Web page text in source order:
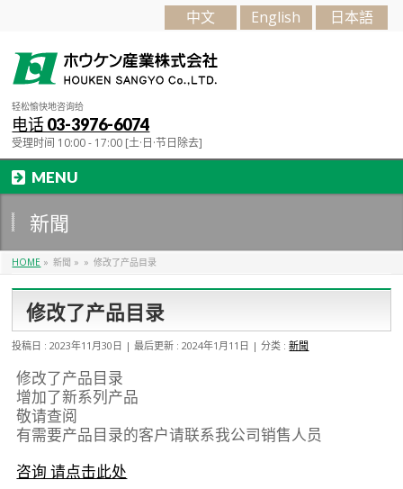
日本語
English
中文
轻松愉快地咨询给
电话 03-3976-6074
受理时间 10:00 - 17:00 [土·日·节日除去]
MENU
新聞
HOME » 新聞 » » 修改了产品目录
修改了产品目录
投稿日 : 2023年11月30日 最后更新 : 2024年1月11日 分类 :新聞
修改了产品目录
增加了新系列产品
敬请查阅
有需要产品目录的客户请联系我公司销售人员
咨询 请点击此处